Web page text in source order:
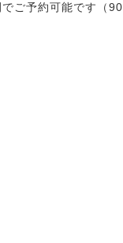
ご予約可能です（90